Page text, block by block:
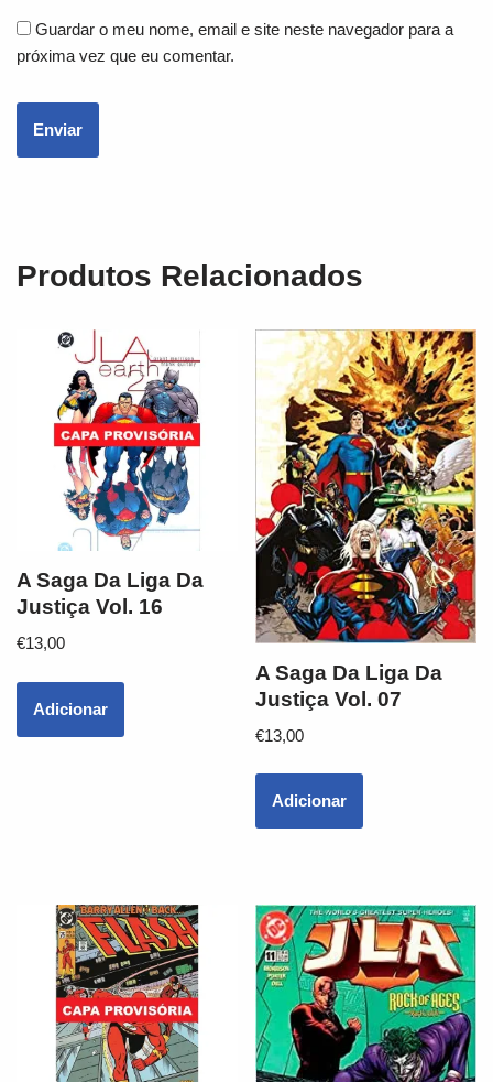
Guardar o meu nome, email e site neste navegador para a
próxima vez que eu comentar.
Produtos Relacionados
A Saga Da Liga Da
Justiça Vol. 16
€13,00
Adicionar
A Saga Da Liga Da
Justiça Vol. 07
€13,00
Adicionar